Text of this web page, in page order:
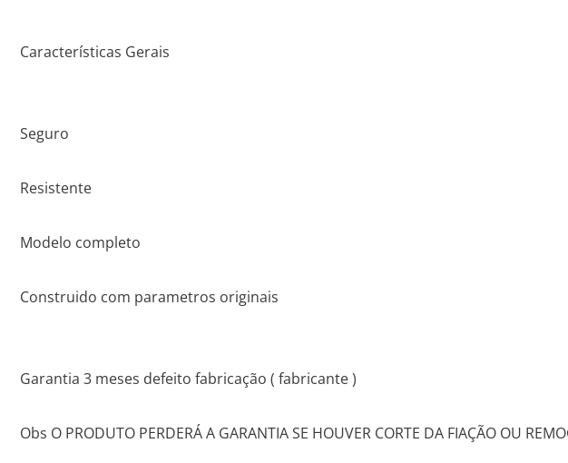
Características Gerais
Seguro
Resistente
Modelo completo
Construido com parametros originais
Garantia 3 meses defeito fabricação ( fabricante )
Obs O PRODUTO PERDERÁ A GARANTIA SE HOUVER CORTE DA FIAÇÃO OU